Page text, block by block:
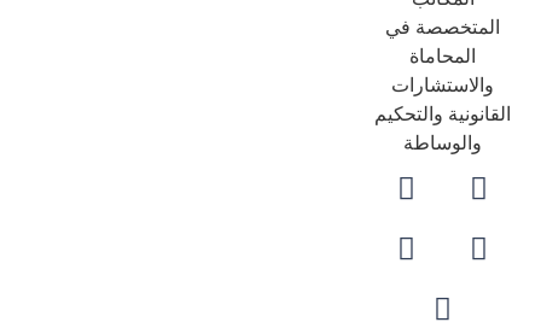
المتخصصة في
المحاماة
والاستشارات
والتحكيم
والوساطة